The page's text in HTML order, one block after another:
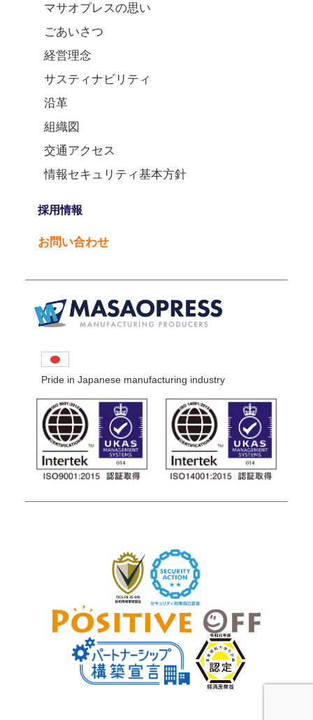
Pride in Japanese manufacturing industry
マサオプレスの思い
ごあいさつ
経営理念
サスティナビリティ
沿革
組織図
交通アクセス
情報セキュリティ基本方針
採用情報
お問い合わせ